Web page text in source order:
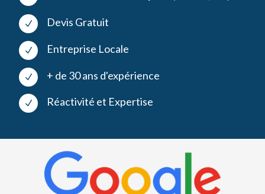
N Devis Gratuit
N Entreprise Locale
N + de 30 ans d'expérience
N Réactivité et Expertise